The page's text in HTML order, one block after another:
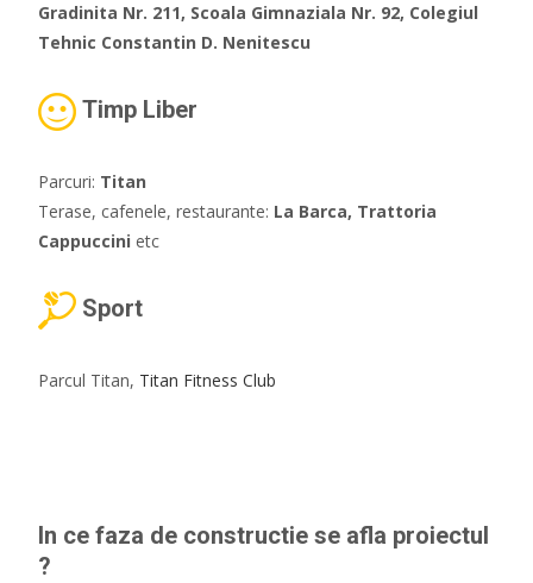
Gradinita Nr. 211, Scoala Gimnaziala Nr. 92, Colegiul
Tehnic Constantin D. Nenitescu
Timp Liber
Parcuri: Titan
Terase, cafenele, restaurante: La Barca, Trattoria
Cappuccini etc
Sport
Parcul Titan, Titan Fitness Club
In ce faza de constructie se afla proiectul
?